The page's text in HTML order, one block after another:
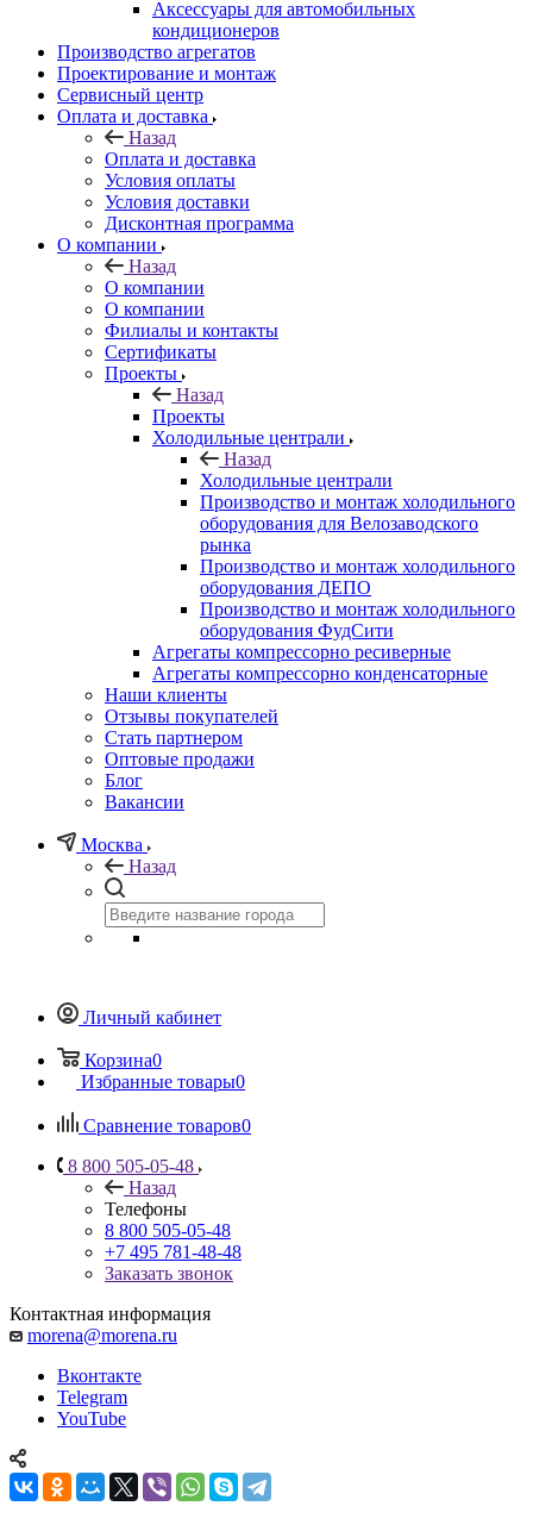
Аксессуары для автомобильных
кондиционеров
Производство агрегатов
Проектирование и монтаж
Сервисный центр
Оплата и доставка
Назад
Оплата и доставка
Условия оплаты
Условия доставки
Дисконтная программа
О компании
Назад
О компании
О компании
Филиалы и контакты
Сертификаты
Проекты
Назад
Проекты
Холодильные централи
Назад
Холодильные централи
Производство и монтаж холодильного
оборудования для Велозаводского
рынка
Производство и монтаж холодильного
оборудования ДЕПО
Производство и монтаж холодильного
оборудования ФудСити
Агрегаты компрессорно ресиверные
Агрегаты компрессорно конденсаторные
Наши клиенты
Отзывы покупателей
Стать партнером
Оптовые продажи
Блог
Вакансии
Москва
Назад
Личный кабинет
Корзина0
Избранные товары0
Сравнение товаров0
8 800 505-05-48
Назад
Телефоны
8 800 505-05-48
+7 495 781-48-48
Заказать звонок
Контактная информация
morena@morena.ru
Вконтакте
Telegram
YouTube